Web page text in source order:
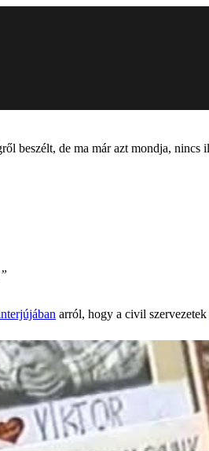
beszélt, de ma már azt mondja, nincs
arról, hogy a civil szervezetek